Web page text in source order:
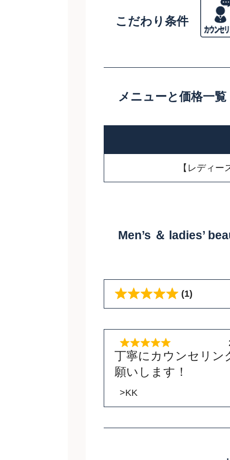
こだわり条件
メニューと価格一覧
【レディ
Men’s ＆ ladies’
(1)
丁寧にカウンセリン
願いします！
>KK